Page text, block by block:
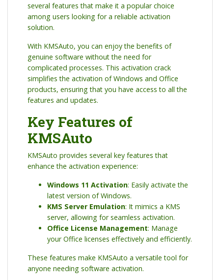
several features that make it a popular choice
among users looking for a reliable activation
solution.
With KMSAuto, you can enjoy the benefits of
genuine software without the need for
complicated processes. This activation crack
simplifies the activation of Windows and Office
products, ensuring that you have access to all the
features and updates.
Key Features of
KMSAuto
KMSAuto provides several key features that
enhance the activation experience:
Windows 11 Activation: Easily activate the
latest version of Windows.
KMS Server Emulation: It mimics a KMS
server, allowing for seamless activation.
Office License Management: Manage
your Office licenses effectively and efficiently.
These features make KMSAuto a versatile tool for
anyone needing software activation.